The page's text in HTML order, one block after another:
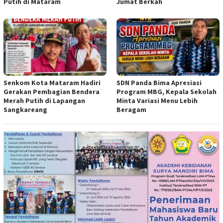
Senkom Kota Mataram Hadiri
Gerakan Pembagian Bendera
Merah Putih di Lapangan
Sangkareang
SDN Panda Bima Apresiasi
Program MBG, Kepala Sekolah
Minta Variasi Menu Lebih
Beragam